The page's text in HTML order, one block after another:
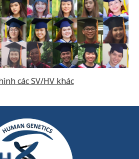
các SV/HV khác